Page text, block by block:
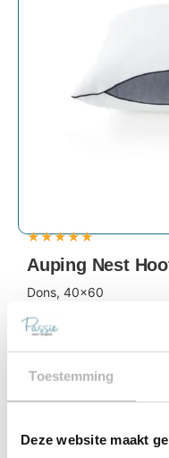
Toestemming
Deze website maakt
★★★★★
Auping Nest
Dons, 40x60
€129,00 €
Snelle leveringen Scherp